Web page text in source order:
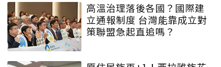
高溫治理落後各國？國際建
立通報制度 台灣能靠成立對
策聯盟急起直追嗎？